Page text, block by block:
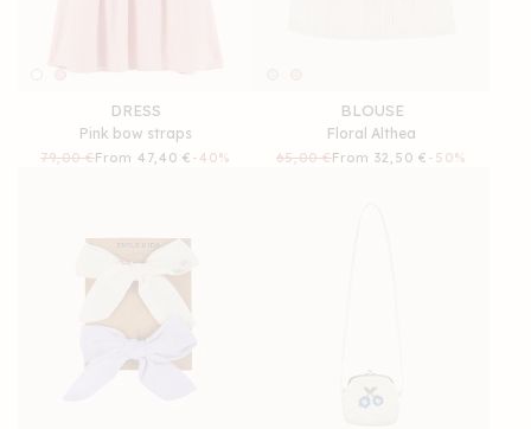
DRESS
Pink bow straps
Regular
79,00 €
Sale
From 47,40 € -40%
BLOUSE
Floral Althea
Regular
65,00 €
Sale
From 32,50 € -50%